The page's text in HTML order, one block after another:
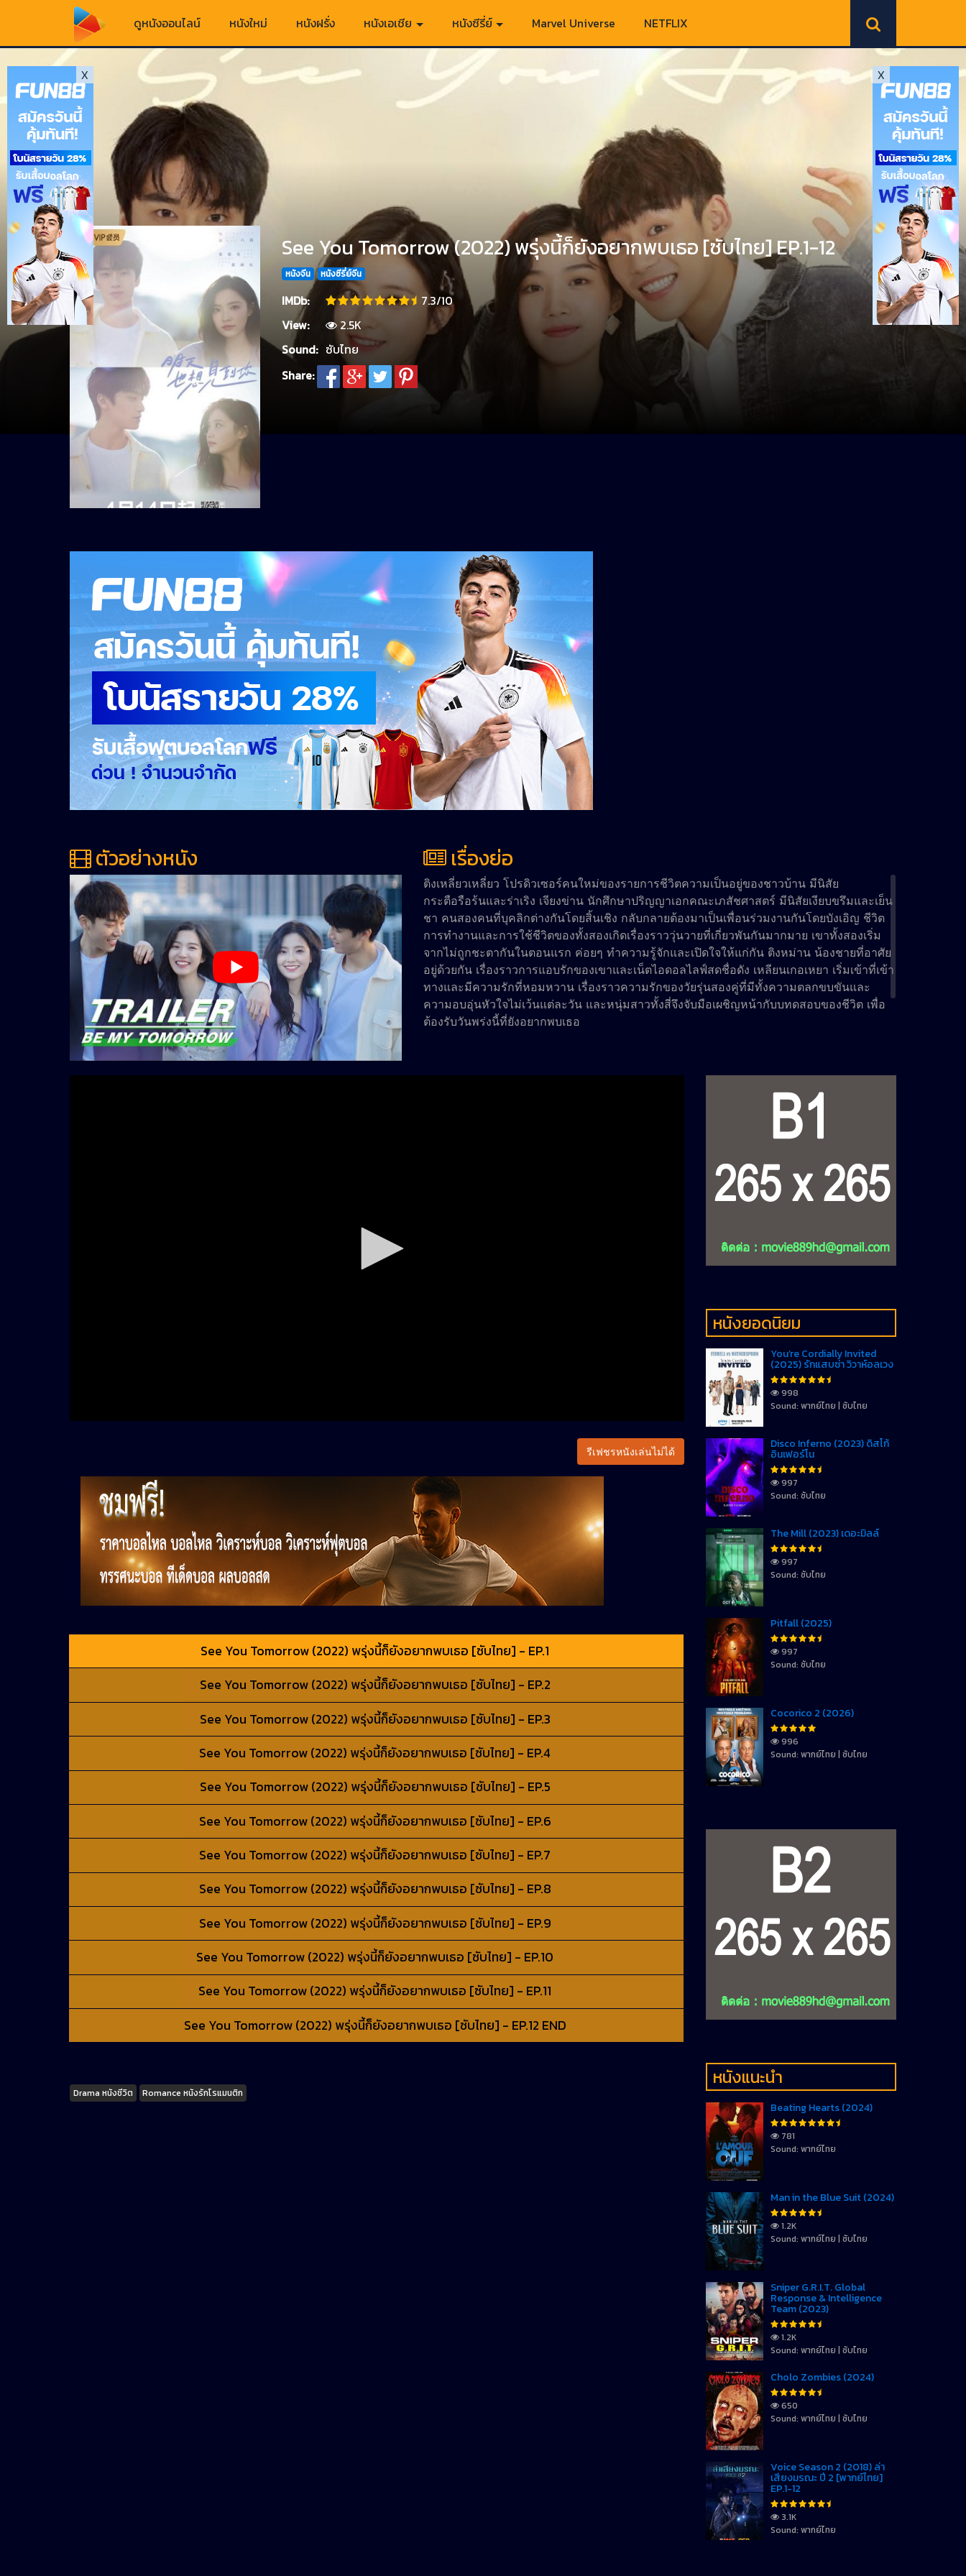
ดูหนังออนไลน์ หนังใหม่ หนังฝรั่ง หนังเอเชีย หนังซีรี่ย์ Marvel Universe NETFLIX
See You Tomorrow (2022) พรุ่งนี้ก็ยังอยากพบเธอ [ซับไทย] EP.1-12
หนังจีน หนังซีรี่ย์จีน
IMDb:
7.3/10
View:
2.5K
Sound: ซับไทย
Share:
ตัวอย่างหนัง เรื่องย่อ
ติงเหลี่ยวเหลี่ยว โปรดิวเซอร์คนใหม่ของรายการชีวิตความเป็นอยู่ของชาวบ้าน มีนิสัย
กระตือรือร้นและร่าเริง เจียงข่าน นักศึกษาปริญญาเอกคณะเภสัชศาสตร์ มีนิสัยเงียบขรึมและเย็น
ชา คนสองคนที่บุคลิกต่างกันโดยสิ้นเชิง กลับกลายต้องมาเป็นเพื่อนร่วมงานกันโดยบังเอิญ ชีวิต
การทำงานและการใช้ชีวิตของทั้งสองเกิดเรื่องราววุ่นวายที่เกี่ยวพันกันมากมาย เขาทั้งสองเริ่ม
จากไม่ถูกชะตากันในตอนแรก ค่อยๆ ทำความรู้จักและเปิดใจให้แก่กัน ติงหม่าน น้องชายที่อาศัย
อยู่ด้วยกัน เรื่องราวการแอบรักของเขาและเน็ตไอดอลไลฟ์สดชื่อดัง เหลียนเกอเหยา เริ่มเข้าที่เข้า
ทางและมีความรักที่หอมหวาน เรื่องราวความรักของวัยรุ่นสองคู่ที่มีทั้งความตลกขบขันและ
ความอบอุ่นหัวใจไม่เว้นแต่ละวัน และหนุ่มสาวทั้งสี่จึงจับมือเผชิญหน้ากับบทดสอบของชีวิต เพื่อ
ต้องรับวันพรุ่งนี้ที่ยังอยากพบเธอ
รีเฟชรหนังเล่นไม่ได้
See You Tomorrow (2022) พรุ่งนี้ก็ยังอยากพบเธอ [ซับไทย] - EP.1
See You Tomorrow (2022) พรุ่งนี้ก็ยังอยากพบเธอ [ซับไทย] - EP.2
See You Tomorrow (2022) พรุ่งนี้ก็ยังอยากพบเธอ [ซับไทย] - EP.3
See You Tomorrow (2022) พรุ่งนี้ก็ยังอยากพบเธอ [ซับไทย] - EP.4
See You Tomorrow (2022) พรุ่งนี้ก็ยังอยากพบเธอ [ซับไทย] - EP.5
See You Tomorrow (2022) พรุ่งนี้ก็ยังอยากพบเธอ [ซับไทย] - EP.6
See You Tomorrow (2022) พรุ่งนี้ก็ยังอยากพบเธอ [ซับไทย] - EP.7
See You Tomorrow (2022) พรุ่งนี้ก็ยังอยากพบเธอ [ซับไทย] - EP.8
See You Tomorrow (2022) พรุ่งนี้ก็ยังอยากพบเธอ [ซับไทย] - EP.9
See You Tomorrow (2022) พรุ่งนี้ก็ยังอยากพบเธอ [ซับไทย] - EP.10
See You Tomorrow (2022) พรุ่งนี้ก็ยังอยากพบเธอ [ซับไทย] - EP.11
See You Tomorrow (2022) พรุ่งนี้ก็ยังอยากพบเธอ [ซับไทย] - EP.12 END
Tags
Drama หนังชีวิต Romance หนังรักโรแมนติก
หนังยอดนิยม
You’re Cordially Invited
(2025) รักแสบซ่า วิวาห์อลเวง
998
Sound: พากย์ไทย | ซับไทย
Disco Inferno (2023) ดิสโก้
อินเฟอร์โน
997
Sound: ซับไทย
The Mill (2023) เดอะมิลล์
997
Sound: ซับไทย
Pitfall (2025)
997
Sound: ซับไทย
Cocorico 2 (2026)
996
Sound: พากย์ไทย | ซับไทย
หนังแนะนำ
Beating Hearts (2024)
781
Sound: พากย์ไทย
Man in the Blue Suit (2024)
1.2K
Sound: พากย์ไทย | ซับไทย
Sniper G.R.I.T. Global
Response & Intelligence
Team (2023)
1.2K
Sound: พากย์ไทย | ซับไทย
Cholo Zombies (2024)
650
Sound: พากย์ไทย | ซับไทย
Voice Season 2 (2018) ล่า
เสียงมรณะ ปี 2 [พากย์ไทย]
EP.1-12
3.1K
Sound: พากย์ไทย
X X